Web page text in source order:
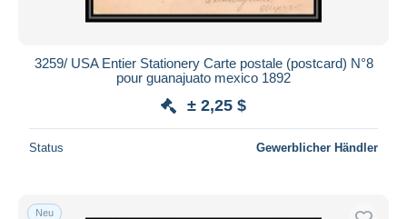
3259/ USA Entier Stationery Carte postale (postcard) N°8
pour guanajuato mexico 1892
± 2,25 $
Status Gewerblicher Händler
Neu